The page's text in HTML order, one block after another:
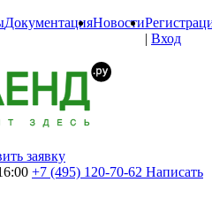
ДокументацияНовости
| Вход
заявку
+7 (495) 120-70-62 Написать